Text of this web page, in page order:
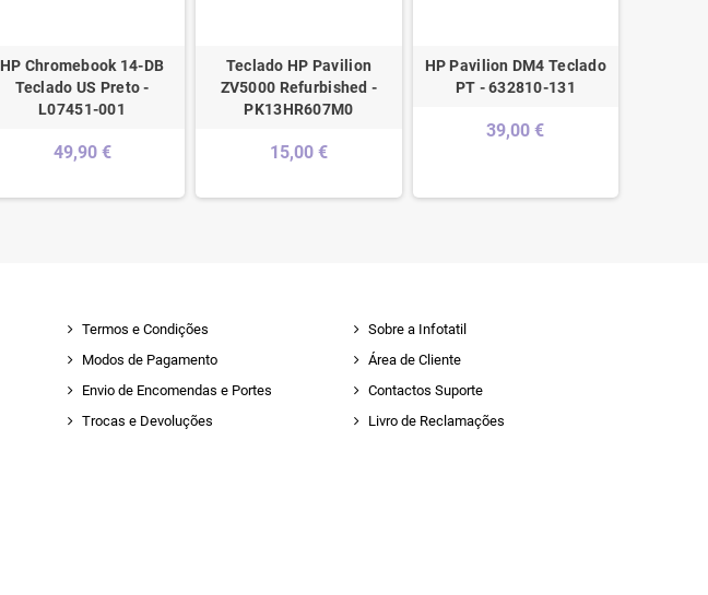
HP Chromebook 14-DB
Teclado US Preto -
L07451-001
49,90 €
Teclado HP Pavilion
ZV5000 Refurbished -
PK13HR607M0
15,00 €
HP Pavilion DM4 Teclado
PT - 632810-131
39,00 €
Termos e Condições
Modos de Pagamento
Envio de Encomendas e Portes
Trocas e Devoluções
Sobre a Infotatil
Área de Cliente
Contactos Suporte
Livro de Reclamações